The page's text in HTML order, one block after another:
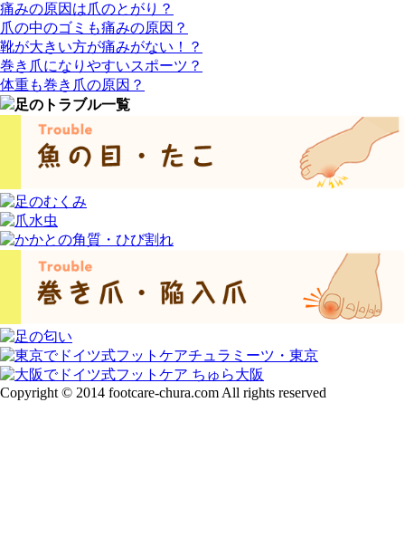
痛みの原因は爪のとがり？
爪の中のゴミも痛みの原因？
靴が大きい方が痛みがない！？
巻き爪になりやすいスポーツ？
体重も巻き爪の原因？
足のトラブル一覧
Copyright © 2014 footcare-chura.com All rights reserved